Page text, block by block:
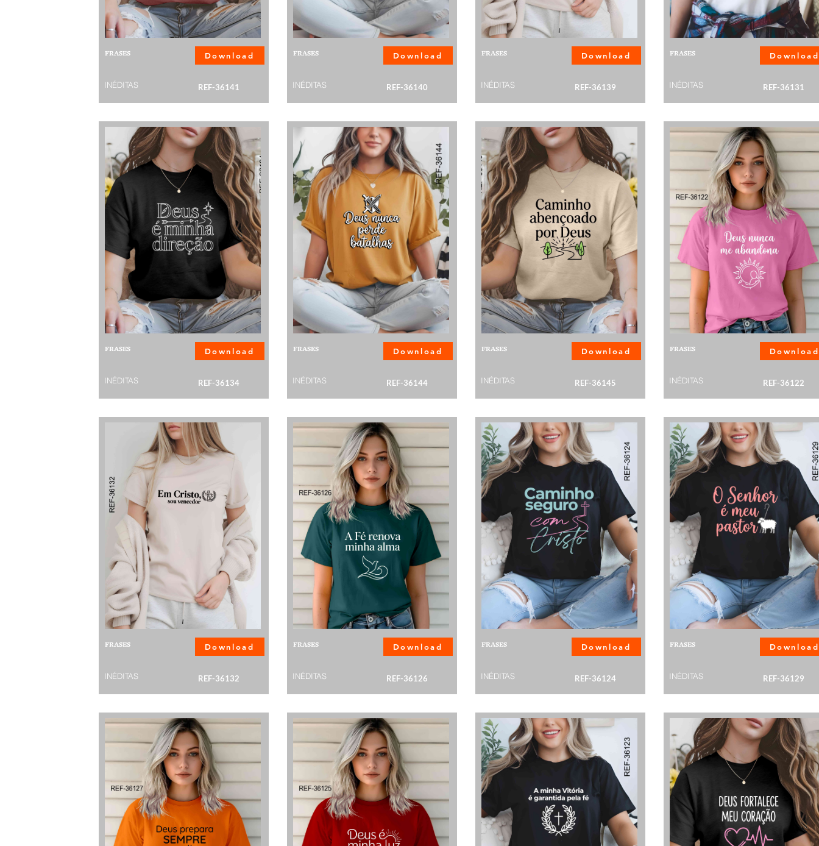
FRASES Download
INÉDITAS REF-36141
FRASES Download
INÉDITAS REF-36134
FRASES Download
INÉDITAS REF-36132
FRASES Download
INÉDITAS REF-36140
FRASES Download
INÉDITAS REF-36144
FRASES Download
INÉDITAS REF-36126
FRASES Download
INÉDITAS REF-36139
FRASES Download
INÉDITAS REF-36145
FRASES Download
INÉDITAS REF-36124
FRASES Download
INÉDITAS REF-36131
FRASES Download
INÉDITAS REF-36122
FRASES Download
INÉDITAS REF-36129